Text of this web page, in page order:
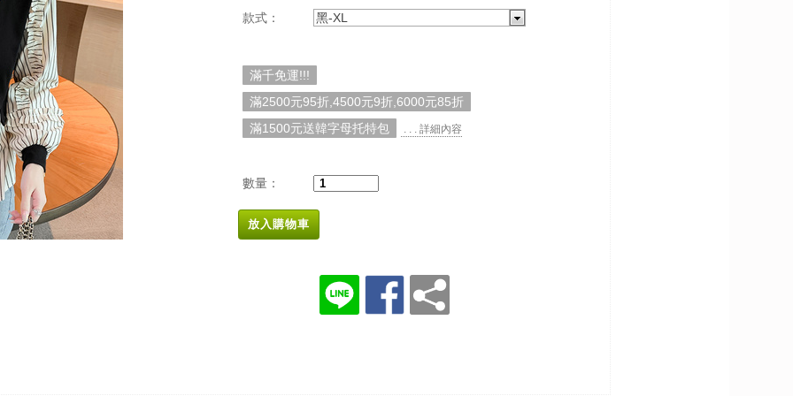
款式： 黑-XL
滿千免運!!!
滿2500元95折,4500元9折,6000元85折
滿1500元送韓字母托特包
. . . 詳細內容
數量：
放入購物車